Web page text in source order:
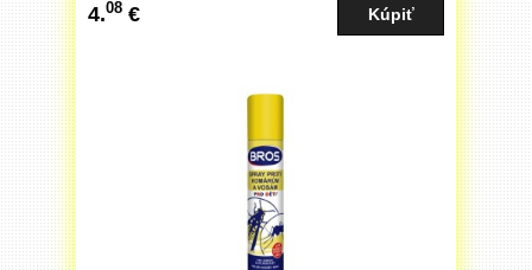
4.08 €